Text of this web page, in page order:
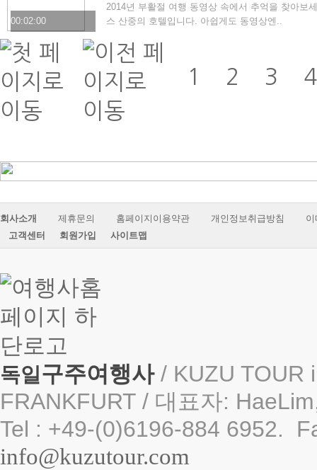
00:02:00
2014년 부활절 여행 동영상 속에서 추억을 찾아보
스 산중의 호텔입니다. 아쉽게도 동영상엔..
1 2 3
회사소개 제휴문의 홈페이지이용약관 개인정보취급방침
고객센터
회원가입 사이트맵
독일 구주여행사/ KUZU TOUR
FRANKFURT / 대표자:
Tel : +49-(0)6196-884 6952.
info@kuzutour.com